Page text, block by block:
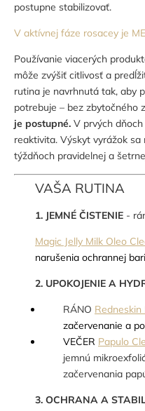
postupne stabilizovať.
V aktívnej fáze rosacey je
Používanie viacerých
môže zvýšiť citlivosť a
rutina je navrhnutá tak, aby
potrebuje – bez zbytočného
je postupné. V prvých
reaktivita. Výskyt vyrážok
týždňoch pravidelnej a
VAŠA RUTINA
1. JEMNÉ ČISTENIE -
Magic Jelly Milk Oleo
narušenia ochrannej
2. UPOKOJENIE A
RÁNO
začervenanie a
VEČER Papulo
jemnú
začervenania
3. OCHRANA A